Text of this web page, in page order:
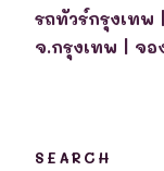
Post
รถทัวร์กรุงเท
จ.กรุงเทพ | จอ
SEARCH